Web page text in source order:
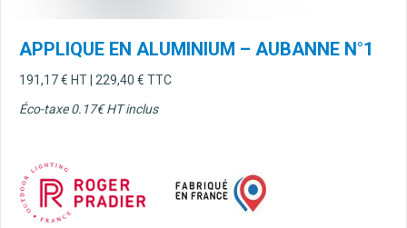
APPLIQUE EN ALUMINIUM – AUBANNE N°1
191,17€ HT | 229,40 € TTC
Éco-taxe 0.17€ HT inclus